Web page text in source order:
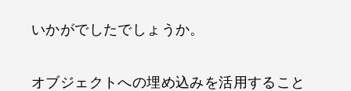
いかがでしたでしょうか。
オブジェクトへの埋め込みを活用すること